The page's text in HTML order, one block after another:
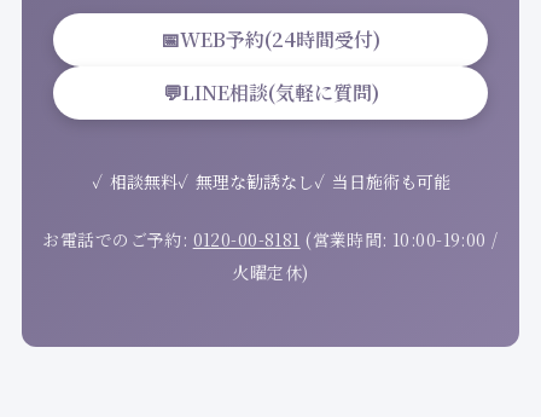
📅WEB予約(24時間受付)
💬LINE相談(気軽に質問)
相談無料 無理な勧誘なし 当日施術も可能
お電話でのご予約: 0120-00-8181 (営業時間: 10:00-19:00 /
火曜定休)